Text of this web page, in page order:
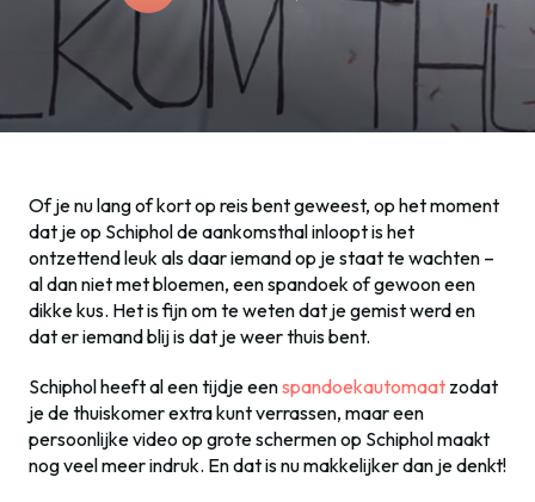
Of je nu lang of kort op reis bent geweest, op het moment
dat je op Schiphol de aankomsthal inloopt is het
ontzettend leuk als daar iemand op je staat te wachten –
al dan niet met bloemen, een spandoek of gewoon een
dikke kus. Het is fijn om te weten dat je gemist werd en
dat er iemand blij is dat je weer thuis bent.
Schiphol heeft al een tijdje eenspandoekautomaat zodat
je de thuiskomer extra kunt verrassen, maar een
persoonlijke video op grote schermen op Schiphol maakt
nog veel meer indruk. En dat is nu makkelijker dan je denkt!